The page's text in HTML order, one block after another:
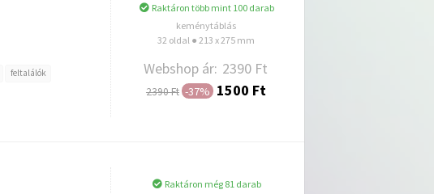
feltalálók
Raktáron több mint 100 darab
keménytáblás
32 oldal ● 213 x 275 mm
Webshop ár: 2390 Ft
2390 Ft -37% 1500 Ft
Raktáron még 81 darab